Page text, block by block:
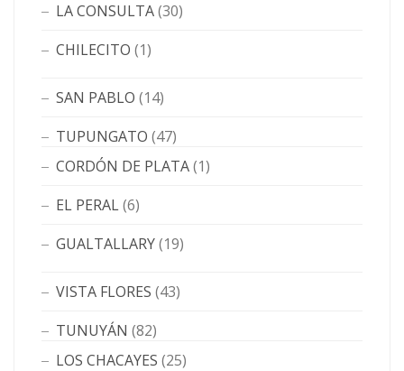
LA CONSULTA(30)
CHILECITO (1)
SAN PABLO (14)
TUPUNGATO (47)
CORDÓN DE PLATA(1)
EL PERAL(6)
GUALTALLARY(19)
VISTA FLORES (43)
TUNUYÁN (82)
LOS CHACAYES (25)